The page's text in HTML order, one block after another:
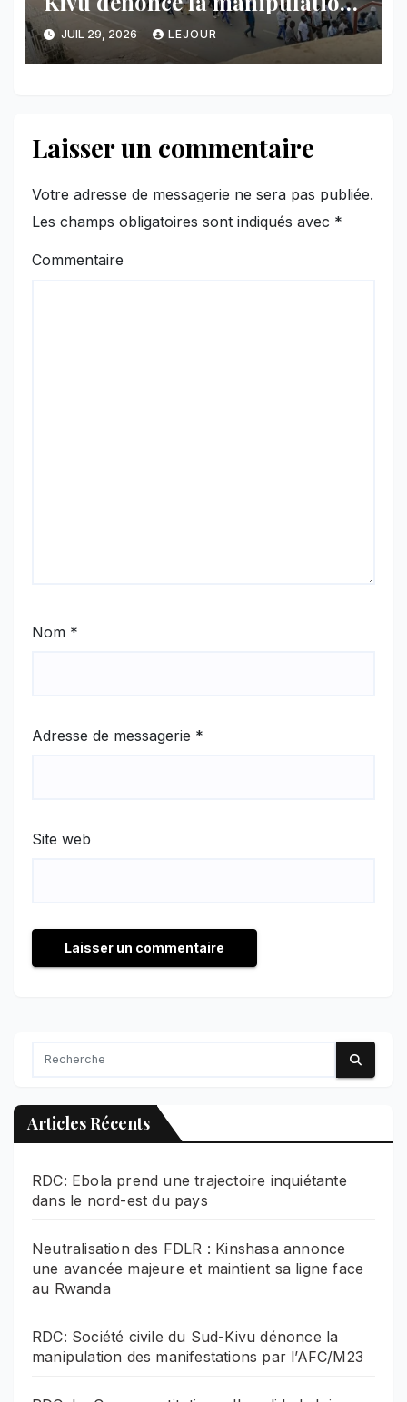
des manifestations par
l’AFC/M23
JUIL 29, 2026 LEJOUR
Laisser un commentaire
Votre adresse de messagerie ne sera pas publiée.
Les champs obligatoires sont indiqués avec *
Commentaire
Nom *
Adresse de messagerie *
Site web
Articles Récents
RDC: Ebola prend une trajectoire inquiétante
dans le nord-est du pays
Neutralisation des FDLR : Kinshasa annonce
une avancée majeure et maintient sa ligne face
au Rwanda
RDC: Société civile du Sud-Kivu dénonce la
manipulation des manifestations par l’AFC/M23